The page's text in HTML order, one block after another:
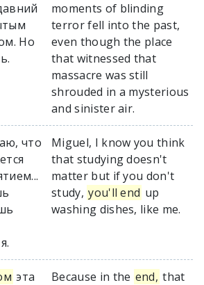
Но
moments of blinding
terror fell into the past,
even though the place
that witnessed that
massacre was still
shrouded in a mysterious
and sinister air.
что
Miguel, I know you think
that studying doesn't
matter but if you don't
study, you'll end up
washing dishes, like me.
эта
Because in the end, that